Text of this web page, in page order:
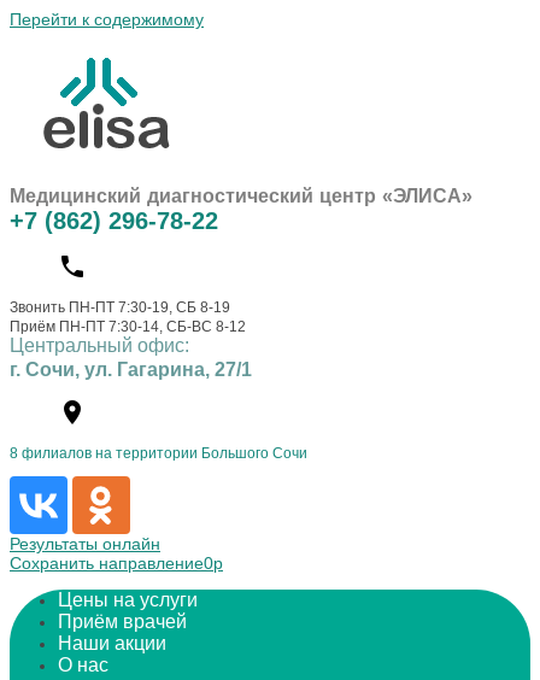
Перейти к содержимому
Медицинский диагностический центр «ЭЛИСА»
+7 (862) 296-78-22
Звонить ПН-ПТ 7:30-19, СБ 8-19
Приём ПН-ПТ 7:30-14, СБ-ВС 8-12
Центральный офис:
г. Сочи, ул. Гагарина, 27/1
8 филиалов на территории Большого Сочи
Результаты онлайн
Coxpaнить направление0р
Цены на услуги
Приём врачей
Наши акции
О нас